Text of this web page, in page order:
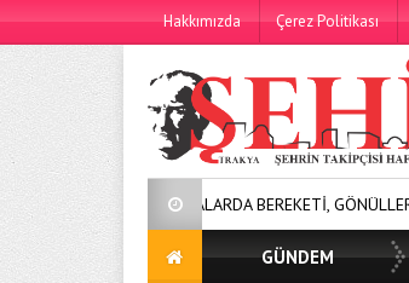
Hakkımızda Çerez Politikası
SOFRALARDA BEREKETİ, GÖNÜLLERDE
GÜNDEM